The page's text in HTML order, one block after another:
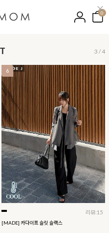
0
3 /4
6
리뷰:15
[MADE] 카다이프 슬릿 슬랙스